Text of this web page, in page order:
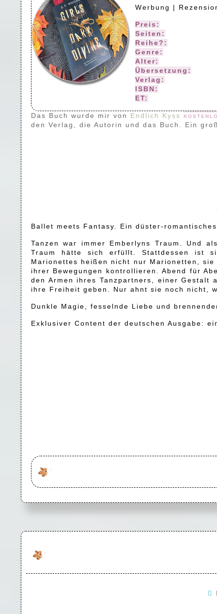
Werbung |
Preis:
Seiten:
Reihe?:
Genre:
Alter:
Übersetzung:
Verlag:
ISBN:
ET:
Das Buch wurde mir von Endlich Kyss
den Verlag, die Autorin und das Buch. Ein
Ballet meets Fantasy. Ein düster-
Tanzen war immer Emberlyns Traum. Und
Traum hätte sich erfüllt. Stattdessen ist
Marionettes heißen nicht nur Marionetten,
ihrer Bewegungen kontrollieren. Abend für
den Armen ihres Tanzpartners, einer Gestalt
ihre Freiheit geben. Nur ahnt sie noch nicht,
Dunkle Magie, fesselnde Liebe und
Exklusiver Content der deutschen Ausgabe: